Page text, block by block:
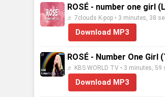
ROSÉ - number one girl
♬ 7clouds K-pop • 3 minutes, 38
Download MP3
ROSÉ - Number One Girl
♬ KBS WORLD TV • 3 minutes, 59
Download MP3